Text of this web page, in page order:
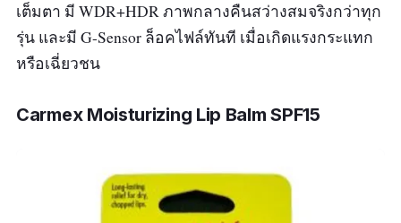
เต็มตา มี WDR+HDR ภาพกลางคืนสว่างสมจริงกว่าทุก
รุ่น และมี G-Sensor ล็อคไฟล์ทันที เมื่อเกิดแรงกระแทก
หรือเฉี่ยวชน
Carmex Moisturizing Lip Balm SPF15